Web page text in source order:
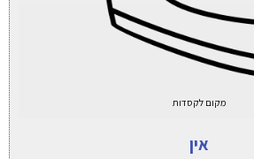
מקום לקסדות
אין